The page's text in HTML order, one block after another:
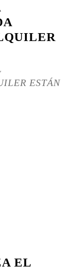
ESTÁN
EL